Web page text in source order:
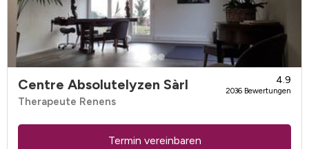
Centre Absolutelyzen Sàrl 4.9
2036 Bewertungen
Therapeute Renens
Termin vereinbaren